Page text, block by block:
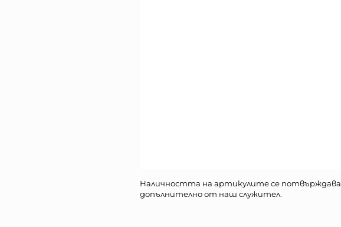
Наличността на артикулите се потвърждава
допълнително от наш служител.